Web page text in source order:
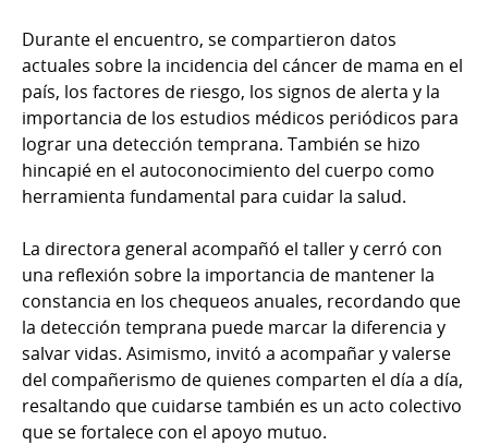
Durante el encuentro, se compartieron datos
actuales sobre la incidencia del cáncer de mama en el
país, los factores de riesgo, los signos de alerta y la
importancia de los estudios médicos periódicos para
lograr una detección temprana. También se hizo
hincapié en el autoconocimiento del cuerpo como
herramienta fundamental para cuidar la salud.
La directora general acompañó el taller y cerró con
una reflexión sobre la importancia de mantener la
constancia en los chequeos anuales, recordando que
la detección temprana puede marcar la diferencia y
salvar vidas. Asimismo, invitó a acompañar y valerse
del compañerismo de quienes comparten el día a día,
resaltando que cuidarse también es un acto colectivo
que se fortalece con el apoyo mutuo.